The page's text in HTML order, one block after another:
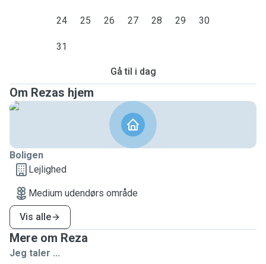
24 25 26 27 28 29 30
31
Gå til i dag
Om Rezas hjem
Boligen
Lejlighed
Medium udendørs område
Vis alle
Mere om Reza
Jeg taler ...